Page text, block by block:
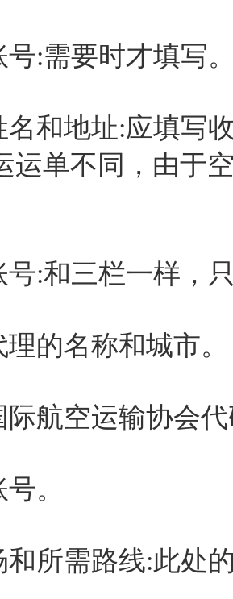
号:需要时才填写
名和地址:应填写
运单不同，由于
号:和三栏一样，
的名称和城市。
际航空运输协会
。
和所需路线:此处